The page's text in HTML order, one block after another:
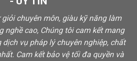
chuyên môn, giàu kỹ năng làm
nghề cao, Chúng tôi cam kết mang
vụ pháp lý chuyên nghiệp, chất
Cam kết bảo vệ tối đa quyền và